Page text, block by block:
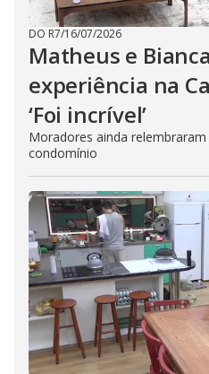
DO R7/16/07/2026
Matheus e
experiência na
‘Foi incrível’
Moradores ainda
condomínio